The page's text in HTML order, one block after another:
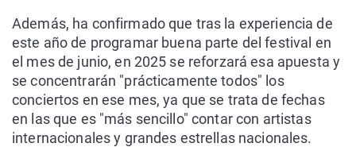
Además, ha confirmado que tras la experiencia de
este año de programar buena parte del festival en
el mes de junio, en 2025 se reforzará esa apuesta y
se concentrarán "prácticamente todos" los
conciertos en ese mes, ya que se trata de fechas
en las que es "más sencillo" contar con artistas
internacionales y grandes estrellas nacionales.